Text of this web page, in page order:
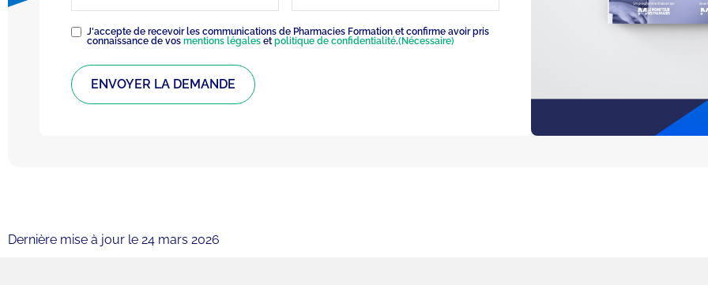
RGPD(Nécessaire)
J'accepte de recevoir les communications de Pharmacies Formation et confirme avoir pris
connaissance de vos mentions légales etpolitique de confidentialité.(Nécessaire)
Dernière mise à jour le 24 mars 2026